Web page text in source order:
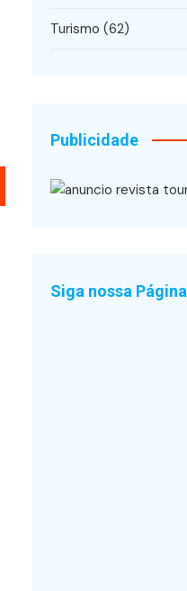
Turismo (62)
Publicidade
Siga nossa Página